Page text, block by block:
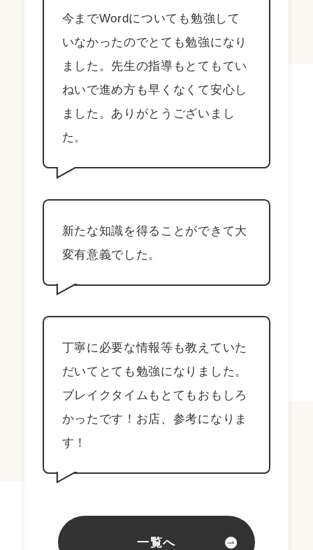
今までWordについても勉強して
いなかったのでとても勉強になり
ました。先生の指導もとてもてい
ねいで進め方も早くなくて安心し
ました。ありがとうございまし
た。
新たな知識を得ることができて大
変有意義でした。
丁寧に必要な情報等も教えていた
だいてとても勉強になりました。
ブレイクタイムもとてもおもしろ
かったです！お店、参考になりま
す！
一覧へ